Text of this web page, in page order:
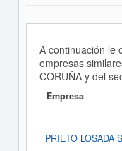
A continuación le
empresas
CORUÑA y del
Empresa
PRIETO LOSADA